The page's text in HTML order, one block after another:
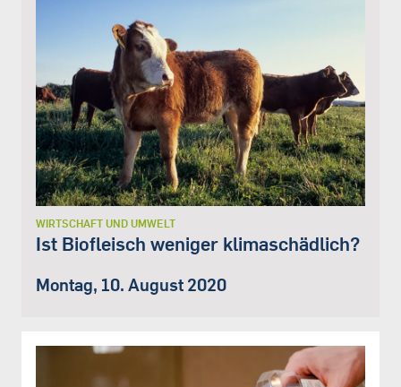
WIRTSCHAFT UND UMWELT
Ist Biofleisch weniger klimaschädlich?
Montag, 10. August 2020